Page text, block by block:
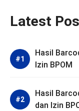
Latest
Hasil
Izin BPOM
Hasil
dan Izin